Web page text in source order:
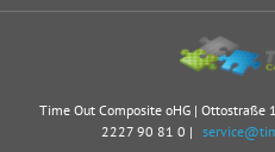
Time Out Composite oHG |
2227 90 81 0 |